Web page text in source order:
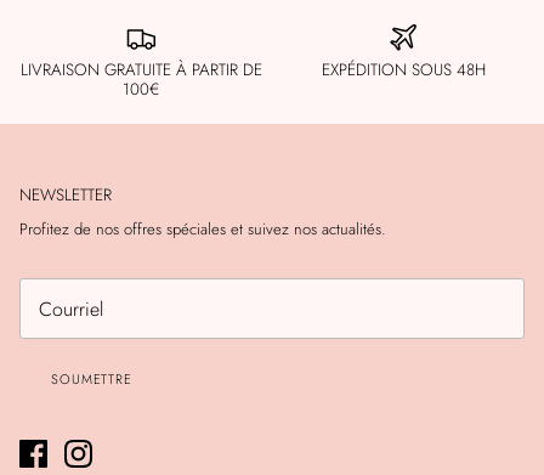
LIVRAISON GRATUITE À PARTIR DE
100€
EXPÉDITION SOUS 48H
NEWSLETTER
Profitez de nos offres spéciales et suivez nos actualités.
SOUMETTRE